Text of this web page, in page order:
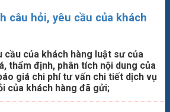
câu hỏi, yêu cầu của khách
cầu của khách hàng luật sư của
thẩm định, phân tích nội dung của
giá chi phí tư vấn chi tiết dịch vụ
của khách hàng đã gửi;